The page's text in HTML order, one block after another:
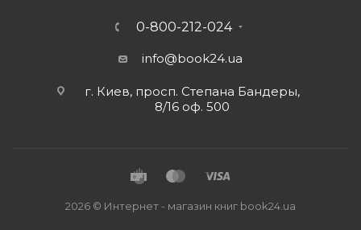
0-800-212-024
info@book24.ua
г. Киев, просп. Степана Бандеры,
8/16 оф. 500
2026 © Интернет - магазин книг book24.ua